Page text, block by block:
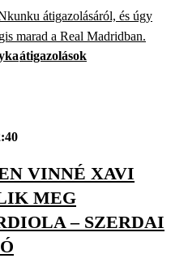
átigazolásáról, és úgy
marad a Real Madridban.
átigazolások
VINNÉ XAVI
MEG
– SZERDAI